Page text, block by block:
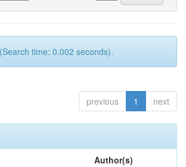
time: 0.002 seconds).
previous 1 next
Author(s)